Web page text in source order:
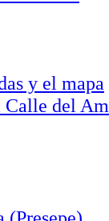
y el mapa
Calle del